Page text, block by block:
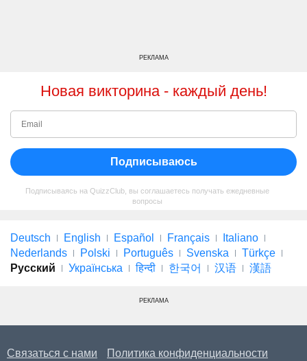
РЕКЛАМА
Новая викторина - каждый день!
Подписываюсь
Подписываясь на QuizzClub, вы соглашаетесь получать ежедневные
вопросы
Deutsch English Español Français
Italiano
Nederlands
Polski Português Svenska
Türkçe
Русский
Українська हिन्दी 한국어 汉语 漢語
РЕКЛАМА
Связаться с нами
Политика конфиденциальности